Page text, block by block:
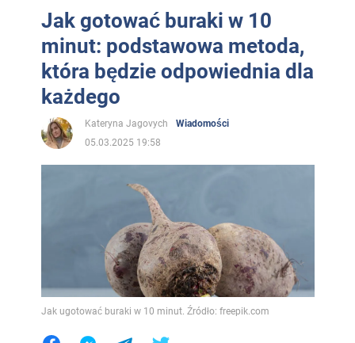
Jak gotować buraki w 10
minut: podstawowa metoda,
która będzie odpowiednia dla
każdego
Kateryna Jagovych
Wiadomości
05.03.2025 19:58
Jak ugotować buraki w 10 minut. Źródło: freepik.com